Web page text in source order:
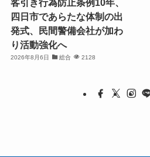
客引き行為防止条例10年、
四日市であらたな体制の出
発式、民間警備会社が加わ
り活動強化へ
2026年8月6日 総合 2128